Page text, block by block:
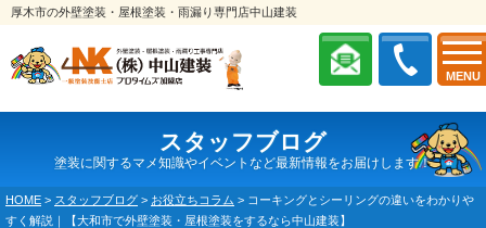
MENU
厚木市の外壁塗装・屋根塗装・雨漏り専門店中山建装
スタッフブログ
塗装に関するマメ知識やイベントなど最新情報をお届けします！
HOME > スタッフブログ > お役立ちコラム > コーキングとシーリングの違いをわかりや
すく解説｜【大和市で外壁塗装・屋根塗装をするなら中山建装】